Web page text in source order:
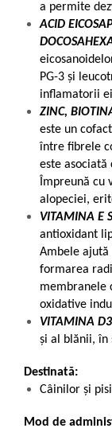
a permite
ACID
PG-3 și
inflamatorii
ZINC,
este un
între ­fibrele
este asociată
Împreună cu
alopeciei,
VITAMINA E
antioxidant
Ambele ajută
formarea
membranele
oxidative
VITAMINA D3
și al blănii, în
Destinată:
Câinilor și
Mod de